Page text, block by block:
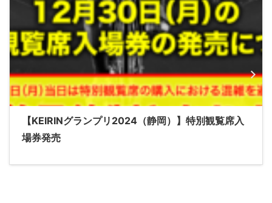
【KEIRINグランプリ2024（静岡）】特別観覧席入
場券発売